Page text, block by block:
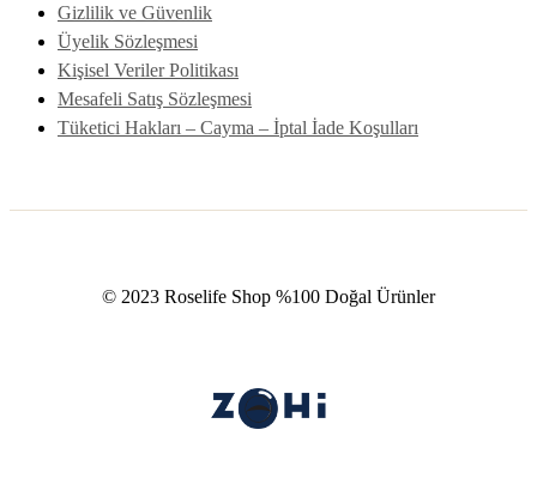
Gizlilik ve Güvenlik
Üyelik Sözleşmesi
Kişisel Veriler Politikası
Mesafeli Satış Sözleşmesi
Tüketici Hakları – Cayma – İptal İade Koşulları
© 2023 Roselife Shop %100 Doğal Ürünler